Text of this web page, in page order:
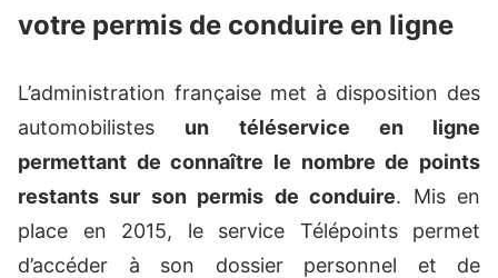
votre permis de conduire en ligne
L’administration française met à disposition des
automobilistes un téléservice en ligne
permettant de connaître le nombre de points
restants sur son permis de conduire. Mis en
place en 2015, le service Télépoints permet
d’accéder à son dossier personnel et de